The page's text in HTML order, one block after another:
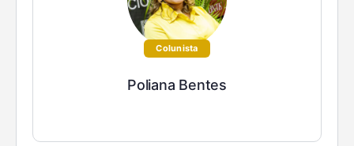
Colunista
Poliana Bentes